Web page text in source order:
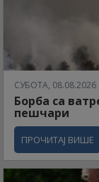
СУБОТА, 08.08.2026
Борба са
пешчари
ПРОЧИТАЈ ВИШЕ